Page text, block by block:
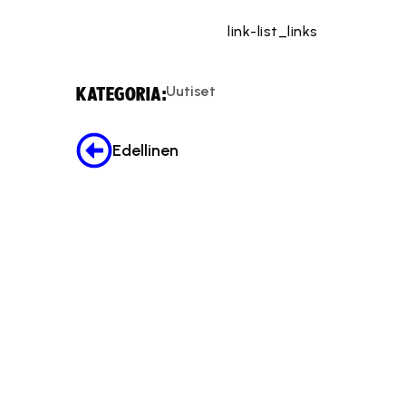
link-list_links
KATEGORIA:Uutiset
Edellinen